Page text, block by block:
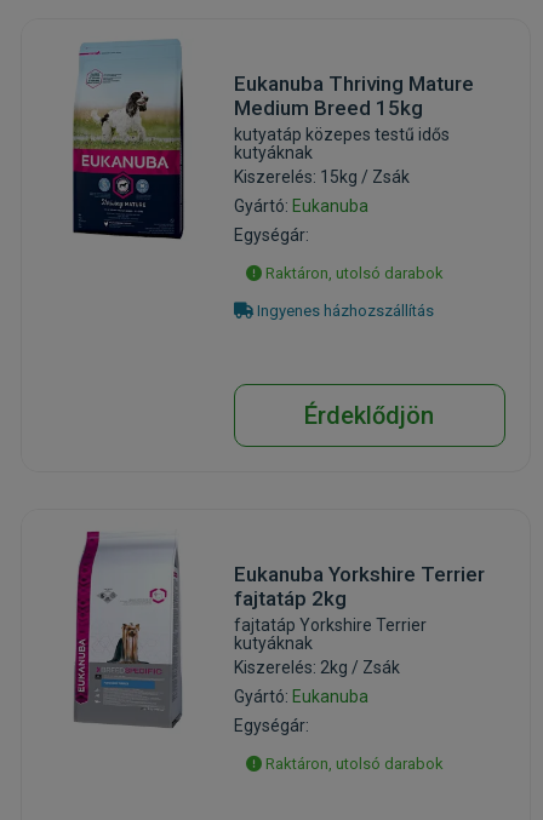
Eukanuba Thriving Mature
Medium Breed 15kg
kutyatáp közepes testű idős
kutyáknak
Kiszerelés: 15kg / Zsák
Gyártó: Eukanuba
Egységár:
Raktáron, utolsó darabok
Ingyenes házhozszállítás
Érdeklődjön
Eukanuba Yorkshire Terrier
fajtatáp 2kg
fajtatáp Yorkshire Terrier
kutyáknak
Kiszerelés: 2kg / Zsák
Gyártó: Eukanuba
Egységár:
Raktáron, utolsó darabok